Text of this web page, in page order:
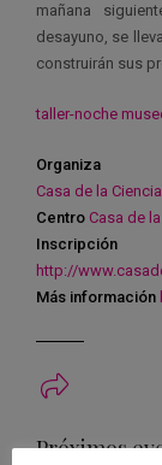
mañana
desayuno, se
construirán sus
taller-noche
Organiza
Casa de la
Centro Casa de
Inscripción
http://
Más información
Próximos